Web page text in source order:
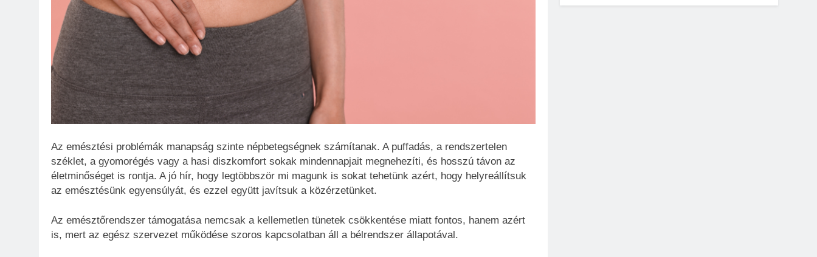
Az emésztési problémák manapság szinte népbetegségnek számítanak. A puffadás, a rendszertelen
széklet, a gyomorégés vagy a hasi diszkomfort sokak mindennapjait megnehezíti, és hosszú távon az
életminőséget is rontja. A jó hír, hogy legtöbbször mi magunk is sokat tehetünk azért, hogy helyreállítsuk
az emésztésünk egyensúlyát, és ezzel együtt javítsuk a közérzetünket.
Az emésztőrendszer támogatása nemcsak a kellemetlen tünetek csökkentése miatt fontos, hanem azért
is, mert az egész szervezet működése szoros kapcsolatban áll a bélrendszer állapotával.